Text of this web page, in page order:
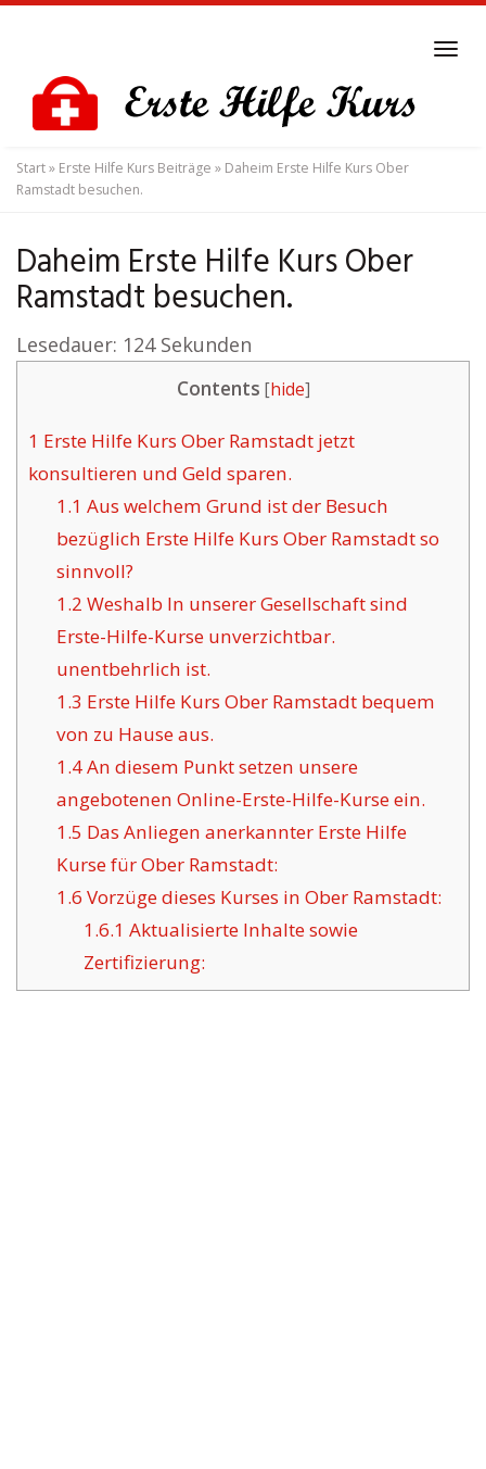
content
Start» Erste Hilfe Kurs Beiträge » Daheim Erste Hilfe Kurs Ober
Ramstadt besuchen.
Daheim Erste Hilfe Kurs Ober
Ramstadt besuchen.
Lesedauer: 124 Sekunden
Contents [hide]
1 Erste Hilfe Kurs Ober Ramstadt jetzt
konsultieren und Geld sparen.
1.1 Aus welchem Grund ist der Besuch
bezüglich Erste Hilfe Kurs Ober Ramstadt so
sinnvoll?
1.2 Weshalb In unserer Gesellschaft sind
Erste-Hilfe-Kurse unverzichtbar.
unentbehrlich ist.
1.3 Erste Hilfe Kurs Ober Ramstadt bequem
von zu Hause aus.
1.4An diesem Punkt setzen unsere
angebotenen Online-Erste-Hilfe-Kurse ein.
1.5 Das Anliegen anerkannter Erste Hilfe
Kurse für Ober Ramstadt:
1.6 Vorzüge dieses Kurses in Ober Ramstadt:
1.6.1 Aktualisierte Inhalte sowie
Zertifizierung: